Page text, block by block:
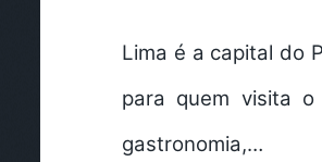
Lima é a capital do
para quem visita
gastronomia,…